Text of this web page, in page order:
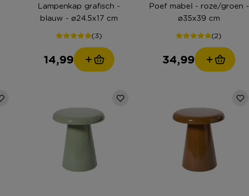
Lampenkap grafisch -
blauw - ø24.5x17 cm
(3)
14,99
Poef mabel - roze/groen -
ø35x39 cm
(2)
34,99